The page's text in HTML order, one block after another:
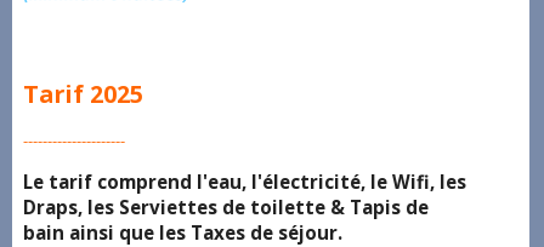
Tarif 2025
---------------------
Le tarif comprend l'eau, l'électricité, le Wifi, les
Draps, les Serviettes de toilette & Tapis de
bain ainsi que les Taxes de séjour.